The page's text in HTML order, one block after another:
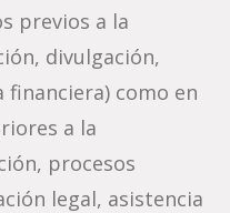
previos a la
divulgación,
financiera) como en
a la
procesos
legal, asistencia